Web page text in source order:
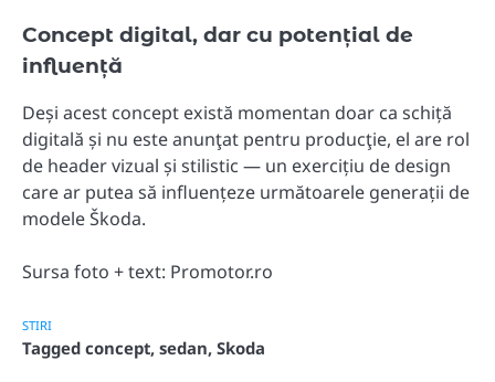
Concept digital, dar cu potențial de
influență
Deși acest concept există momentan doar ca schiță
digitală și nu este anunţat pentru producţie, el are rol
de header vizual și stilistic — un exercițiu de design
care ar putea să influențeze următoarele generații de
modele Škoda.
Sursa foto + text: Promotor.ro
STIRI
Tagged concept, sedan, Skoda